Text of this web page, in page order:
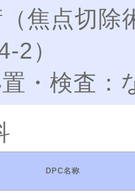
焦点切除
2）
・検査：
DPC名称